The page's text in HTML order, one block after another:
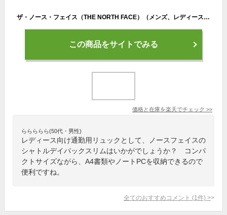
ザ・ノース・フェイス（THE NORTH FACE）（メンズ、レディース）リュック バックパック 大容量 シャトルデイパックスリム 15.5L NM82330 通勤 通学
この商品をサイトでみる
価格と在庫を楽天でチェック >>
ららららら(50代・男性)
レディース向け通勤用リュックとして、ノースフェイスの
シャトルデイパックスリムはいかがでしょうか？ コンパ
クトサイズながら、A4書類やノートPCを収納できるので
便利ですね。
全てのおすすめコメント (1 件) >